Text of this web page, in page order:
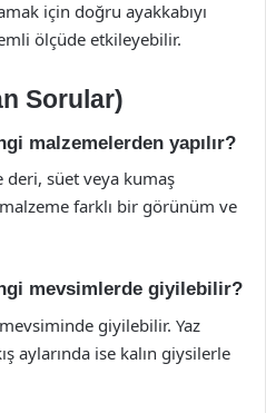
için doğru ayakkabıyı
ölçüde etkileyebilir.
Sorular)
malzemelerden yapılır?
deri, süet veya kumaş
farklı bir görünüm ve
mevsimlerde giyilebilir?
giyilebilir. Yaz
aylarında ise kalın giysilerle